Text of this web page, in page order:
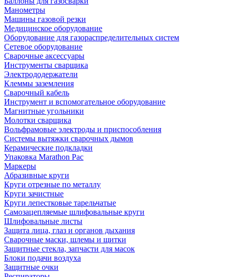
Манометры
Машины газовой резки
Медицинское оборудование
Оборудование для газораспределительных систем
Сетевое оборудование
Сварочные аксессуары
Инструменты сварщика
Электрододержатели
Клеммы заземления
Сварочный кабель
Инструмент и вспомогательное оборудование
Магнитные угольники
Молотки сварщика
Вольфрамовые электроды и приспособления
Системы вытяжки сварочных дымов
Керамические подкладки
Упаковка Marathon Pac
Маркеры
Абразивные круги
Круги отрезные по металлу
Круги зачистные
Круги лепестковые тарельчатые
Самозацепляемые шлифовальные круги
Шлифовальные листы
Защита лица, глаз и органов дыхания
Сварочные маски, шлемы и щитки
Защитные стекла, запчасти для масок
Блоки подачи воздуха
Защитные очки